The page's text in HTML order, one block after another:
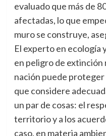
evaluado que más de
afectadas, lo que
muro se construye,
El experto en ecología
en peligro de
nación puede proteger
que considere
un par de cosas: el
territorio y a los
caso, en materia